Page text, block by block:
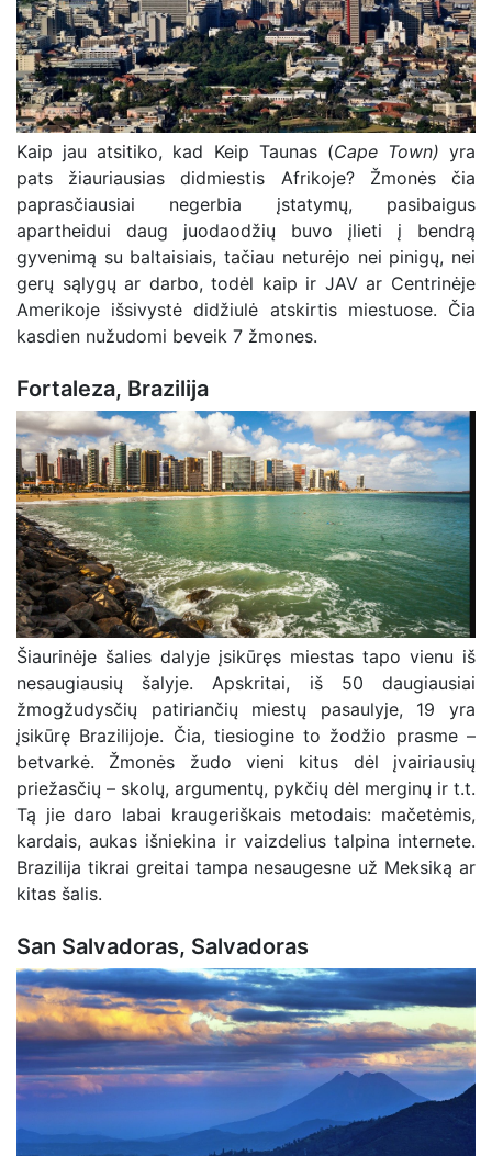
Kaip jau atsitiko, kad Keip Taunas (Cape Town) yra
pats žiauriausias didmiestis Afrikoje? Žmonės čia
paprasčiausiai negerbia įstatymų, pasibaigus
apartheidui daug juodaodžių buvo įlieti į bendrą
gyvenimą su baltaisiais, tačiau neturėjo nei pinigų, nei
gerų sąlygų ar darbo, todėl kaip ir JAV ar Centrinėje
Amerikoje išsivystė didžiulė atskirtis miestuose. Čia
kasdien nužudomi beveik 7 žmones.
Fortaleza, Brazilija
Šiaurinėje šalies dalyje įsikūręs miestas tapo vienu iš
nesaugiausių šalyje. Apskritai, iš 50 daugiausiai
žmogžudysčių patiriančių miestų pasaulyje, 19 yra
įsikūrę Brazilijoje. Čia, tiesiogine to žodžio prasme –
betvarkė. Žmonės žudo vieni kitus dėl įvairiausių
priežasčių – skolų, argumentų, pykčių dėl merginų ir t.t.
Tą jie daro labai kraugeriškais metodais: mačetėmis,
kardais, aukas išniekina ir vaizdelius talpina internete.
Brazilija tikrai greitai tampa nesaugesne už Meksiką ar
kitas šalis.
San Salvadoras, Salvadoras